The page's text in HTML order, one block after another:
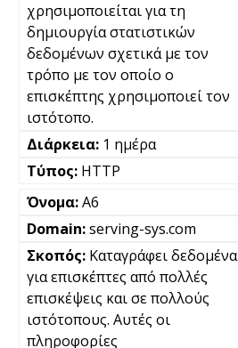
χρησιμοποιείται για τη
δημιουργία στατιστικών
δεδομένων σχετικά με τον
τρόπο με τον οποίο ο
επισκέπτης χρησιμοποιεί τον
ιστότοπο.
1 ημέρα
HTTP
A6
serving-sys.com
Καταγράφει δεδομένα
για επισκέπτες από πολλές
επισκέψεις και σε πολλούς
ιστότοπους. Αυτές οι
πληροφορίες